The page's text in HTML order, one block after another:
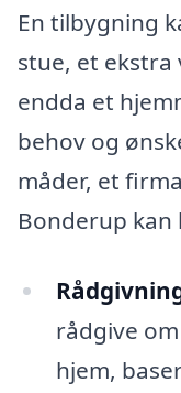
En tilbygning
stue, et
endda et
behov og
måder, et
Bonderup
rådgive
hjem,